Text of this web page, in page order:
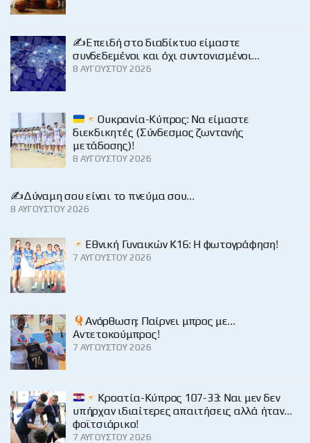
✍️Επειδή στο διαδίκτυο είμαστε
συνδεδεμένοι και όχι συντονισμένοι…
8 ΑΥΓΟΎΣΤΟΥ 2026
Ουκρανία-Κύπρος: Να είμαστε
διεκδικητές (Σύνδεσμος ζωντανής
μετάδοσης)!
8 ΑΥΓΟΎΣΤΟΥ 2026
✍️Δύναμη σου είναι το πνεύμα σου…
8 ΑΥΓΟΎΣΤΟΥ 2026
Εθνική Γυναικών Κ16: Η φωτογράφηση!
7 ΑΥΓΟΎΣΤΟΥ 2026
Ανόρθωση: Παίρνει μπρος με…
Αντετοκούμπρος!
7 ΑΥΓΟΎΣΤΟΥ 2026
Κροατία-Κύπρος 107-33: Ναι μεν δεν
υπήρχαν ιδιαίτερες απαιτήσεις αλλά ήταν…
φοϊτσιάρικο!
7 ΑΥΓΟΎΣΤΟΥ 2026